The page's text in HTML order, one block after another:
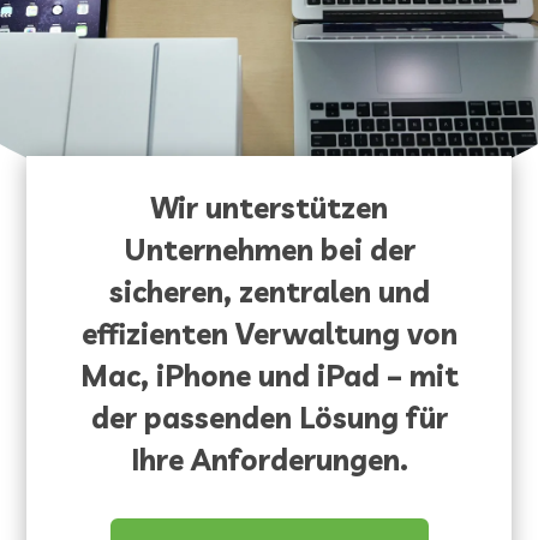
Wir unterstützen
Unternehmen bei der
sicheren, zentralen und
effizienten Verwaltung von
Mac, iPhone und iPad – mit
der passenden Lösung für
Ihre Anforderungen.